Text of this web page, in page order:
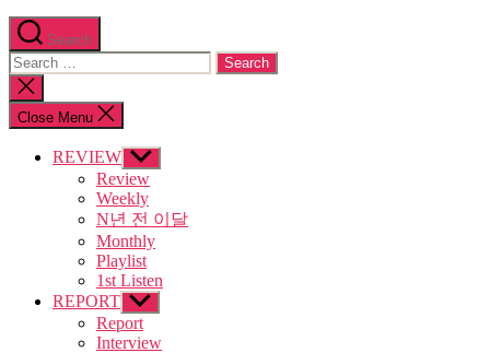
Search
Search
for:
Close
search
Close Menu
REVIEW Show
sub
menu
Review
Weekly
N년 전 이달
Monthly
Playlist
1st Listen
REPORT Show
sub
menu
Report
Interview